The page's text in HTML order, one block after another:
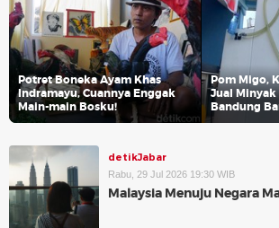
Potret Boneka Ayam Khas
Indramayu, Cuannya Enggak
Main-main Bosku!
Pom Migo,
Jual Minyak
Bandung
detikJabar
Rabu, 29 Jul 2026 19:30 WIB
Malaysia Menuju Negara